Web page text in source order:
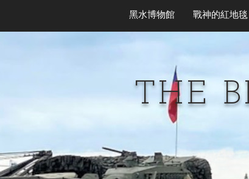
黑水博物館 戰神的紅地毯
THE